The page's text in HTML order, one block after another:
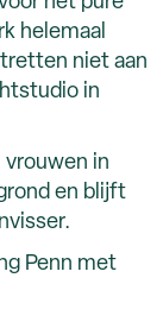
helemaal
niet aan
in
in
en blijft
Penn met